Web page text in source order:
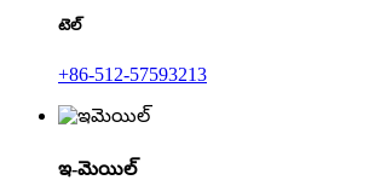
టెల్
+86-512-57593213
ఇ-మెయిల్